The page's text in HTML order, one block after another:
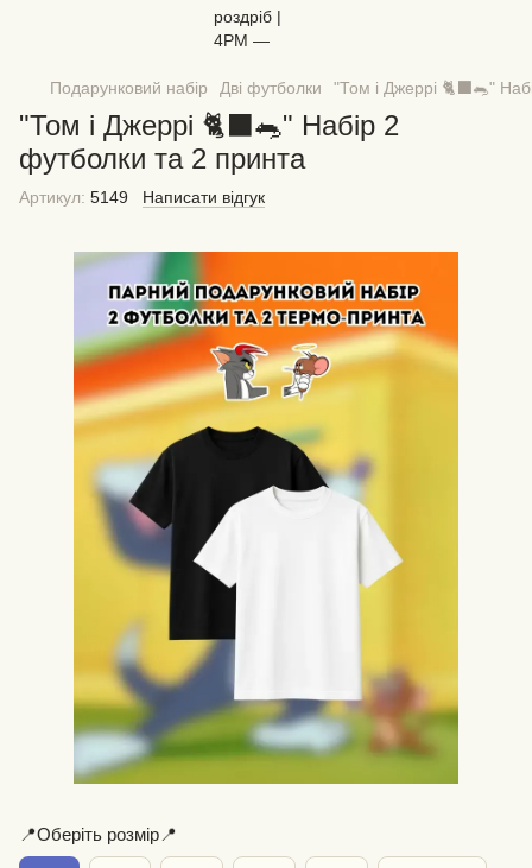
Подарунковий набір Дві футболки "Том і Джеррі 🐈‍⬛🐀"
"Том і Джеррі 🐈‍⬛🐀" Набір 2
футболки та 2 принта
Артикул: 5149 Написати відгук
📍Оберіть розмір📍